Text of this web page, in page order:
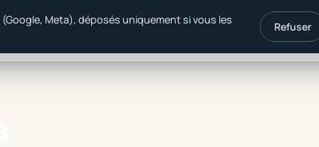
Meta), déposés uniquement si vous les
Refuser